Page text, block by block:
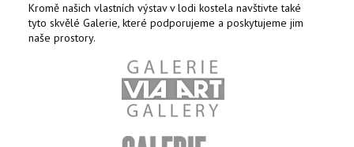
Kromě našich vlastních výstav v lodi kostela navštivte také
tyto skvělé Galerie, které podporujeme a poskytujeme jim
naše prostory.